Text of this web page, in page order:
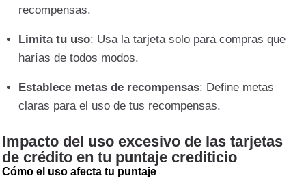
recompensas.
Limita tu uso: Usa la tarjeta solo para compras que
harías de todos modos.
Establece metas de recompensas: Define metas
claras para el uso de tus recompensas.
Impacto del uso excesivo de las tarjetas
de crédito en tu puntaje crediticio
Cómo el uso afecta tu puntaje